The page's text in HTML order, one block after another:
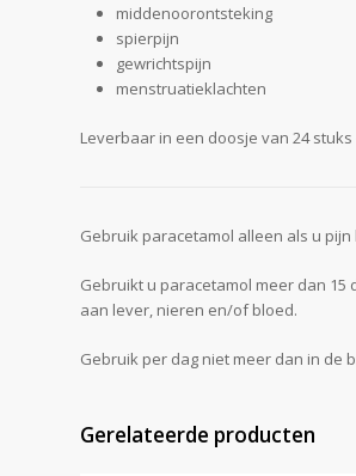
middenoorontsteking
spierpijn
gewrichtspijn
menstruatieklachten
Leverbaar in een doosje van 24
Gebruik paracetamol alleen als u
Gebruikt u paracetamol meer dan
aan lever, nieren en/of bloed.
Gebruik per dag niet meer dan in de
Gerelateerde producten